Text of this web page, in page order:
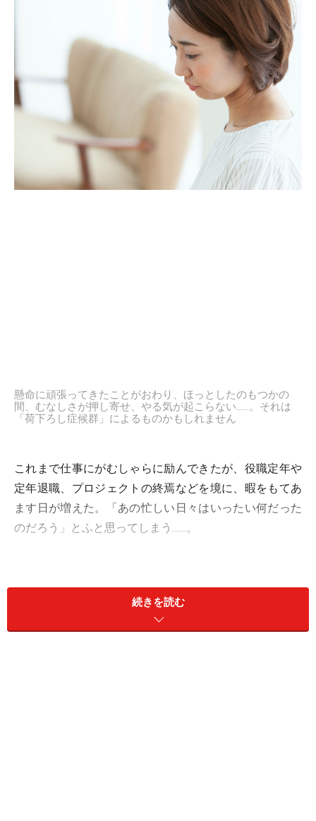
懸命に頑張ってきたことがおわり、ほっとしたのもつかの
間、むなしさが押し寄せ、やる気が起こらない……。それは
「荷下ろし症候群」によるものかもしれません
これまで仕事にがむしゃらに励んできたが、役職定年や
定年退職、プロジェクトの終焉などを境に、暇をもてあ
ます日が増えた。「あの忙しい日々はいったい何だった
のだろう」とふと思ってしまう……。
「手が離れてよかった」と思う一方で、無性にさびしい
気持ちにとらわれてしまう……。
続きを読む